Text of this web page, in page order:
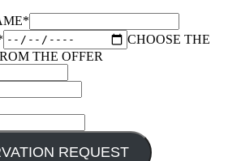
*
CHOOSE THE
THE OFFER
REQUEST